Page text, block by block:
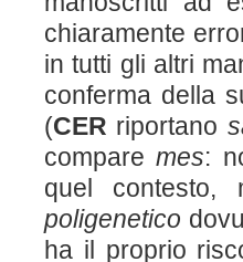
chiaramente
in tutti gli altri
conferma della
(CER riportano
comparemes:
quel
poligenetico
ha il proprio